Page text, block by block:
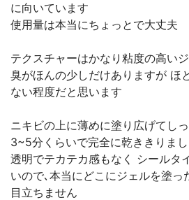
に向いています
使用量は本当にちょっとで大丈夫
テクスチャーはかなり粘度の高い
臭がほんの少しだけありますが ほ
ない程度だと思います
ニキビの上に薄めに塗り広げてし
3~5分くらいで完全に乾ききりま
透明でテカテカ感もなく シールタ
いので､本当にどこにジェルを塗っ
目立ちません